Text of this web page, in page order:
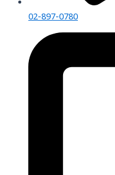
02-897-0780